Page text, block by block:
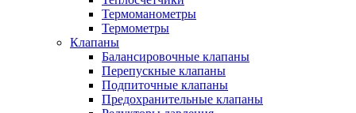
Термоманометры
Термометры
Клапаны
Балансировочные клапаны
Перепускные клапаны
Подпиточные клапаны
Предохранительные клапаны